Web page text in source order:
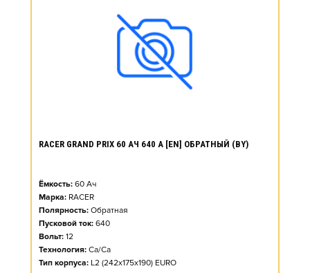
RACER GRAND PRIX 60 АЧ 640 А [EN] ОБРАТНЫЙ (BY)
Ёмкость: 60 Ач
Марка: RACER
Полярность: Обратная
Пусковой ток: 640
Вольт: 12
Технология: Ca/Ca
Тип корпуса: L2 (242x175x190) EURO